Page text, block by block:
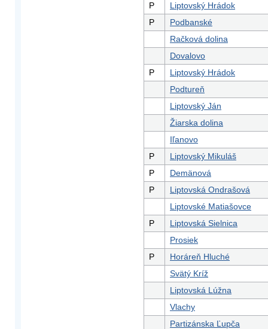
P
Liptovský Hrádok
P
Podbanské
Račková dolina
Dovalovo
P
Liptovský Hrádok
Podtureň
Liptovský Ján
Žiarska dolina
Iľanovo
P
Liptovský Mikuláš
P
Demänová
P
Liptovská Ondrašová
Liptovské Matiašovce
P
Liptovská Sielnica
Prosiek
P
Horáreň Hluché
Svätý Kríž
Liptovská Lúžna
Vlachy
Partizánska Ľupča